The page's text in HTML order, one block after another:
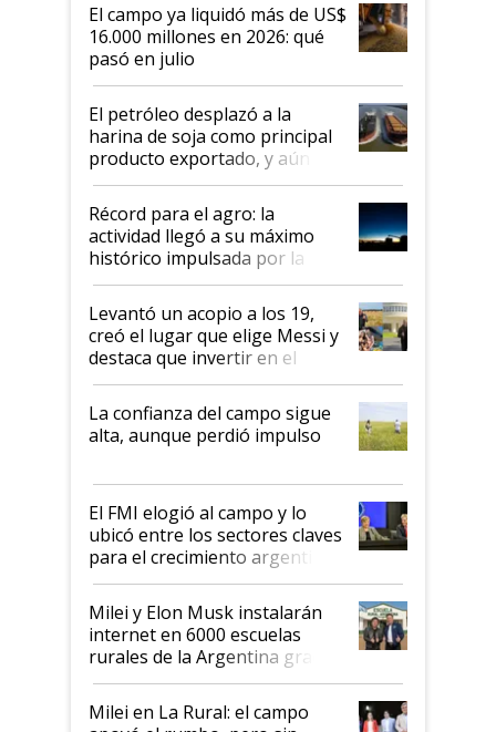
El campo ya liquidó más de US$
16.000 millones en 2026: qué
pasó en julio
El petróleo desplazó a la
harina de soja como principal
producto exportado, y aún así
el agro aportó casi seis de cada
diez dólares y sostuvo el
liderazgo en un semestre
récord
Récord para el agro: la
actividad llegó a su máximo
histórico impulsada por la
cosecha y las exportaciones
Levantó un acopio a los 19,
creó el lugar que elige Messi y
destaca que invertir en el
kirchnerismo era como "darle
plata a un hijo para droga":
Juan Félix Rossetti, el libertario
que de una dura crisis salió
de Milei
La confianza del campo sigue
alta, aunque perdió impulso
El FMI elogió al campo y lo
ubicó entre los sectores claves
para el crecimiento argentino
Milei y Elon Musk instalarán
internet en 6000 escuelas
rurales de la Argentina gracias
a un acuerdo con Starlink
Milei en La Rural: el campo